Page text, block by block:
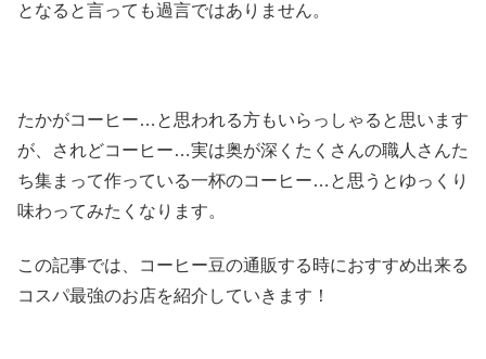
となると言っても過言ではありません。
たかがコーヒー…と思われる方もいらっしゃると思います
が、されどコーヒー…実は奥が深くたくさんの職人さんた
ち集まって作っている一杯のコーヒー…と思うとゆっくり
味わってみたくなります。
この記事では、コーヒー豆の通販する時におすすめ出来る
コスパ最強のお店を紹介していきます！